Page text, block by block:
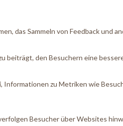
das Sammeln von Feedback und
beiträgt, den Besuchern eine
zu Metriken wie
Besucher über Websites